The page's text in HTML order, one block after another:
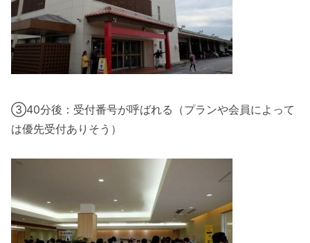
③40分後：受付番号が呼ばれる（プランや会員によって
は優先受付ありそう）